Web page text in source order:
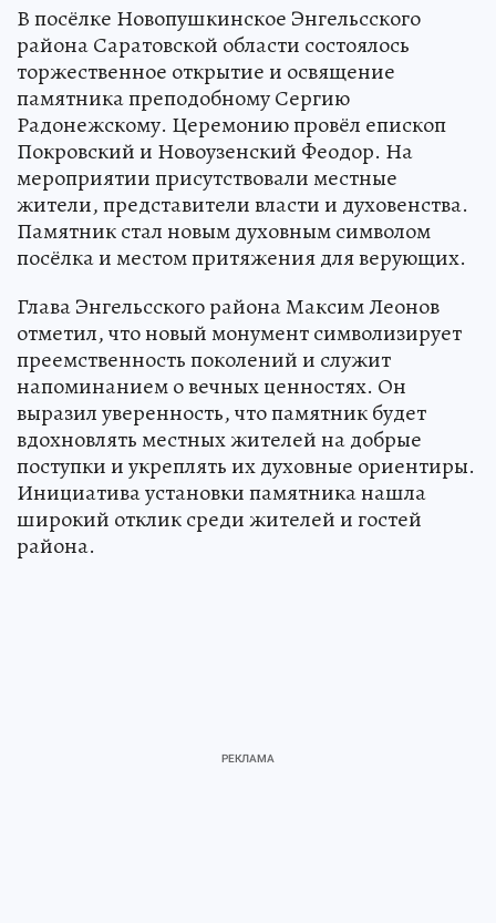
В посёлке Новопушкинское Энгельсского
района Саратовской области состоялось
торжественное открытие и освящение
памятника преподобному Сергию
Радонежскому. Церемонию провёл епископ
Покровский и Новоузенский Феодор. На
мероприятии присутствовали местные
жители, представители власти и духовенства.
Памятник стал новым духовным символом
посёлка и местом притяжения для верующих.
Глава Энгельсского района Максим Леонов
отметил, что новый монумент символизирует
преемственность поколений и служит
напоминанием о вечных ценностях. Он
выразил уверенность, что памятник будет
вдохновлять местных жителей на добрые
поступки и укреплять их духовные ориентиры.
Инициатива установки памятника нашла
широкий отклик среди жителей и гостей
района.